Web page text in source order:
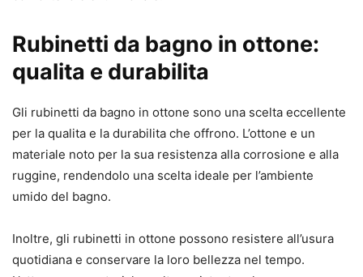
Rubinetti da bagno in ottone:
qualita e durabilita
Gli rubinetti da bagno in ottone sono una scelta eccellente
per la qualita e la durabilita che offrono. L’ottone e un
materiale noto per la sua resistenza alla corrosione e alla
ruggine, rendendolo una scelta ideale per l’ambiente
umido del bagno.
Inoltre, gli rubinetti in ottone possono resistere all’usura
quotidiana e conservare la loro bellezza nel tempo.